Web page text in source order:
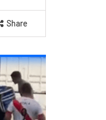
Share